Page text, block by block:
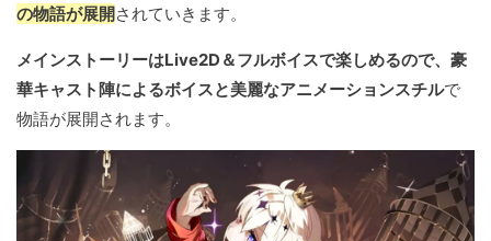
の物語が展開 されていきます。
メインストーリーはLive2D＆フルボイスで楽しめるので、豪
華キャスト陣によるボイスと美麗なアニメーションスチルで
物語が展開されます。